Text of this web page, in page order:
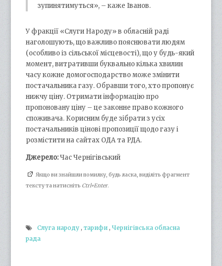
зупинятимуться», – каже Іванов.
У фракції «Слуги Народу» в обласній раді
наголошують, що важливо пояснювати людям
(особливо із сільської місцевості), що у будь-який
момент, витративши буквально кілька хвилин
часу кожне домогосподарство може змінити
постачальника газу. Обравши того, хто пропонує
нижчу ціну. Отримати інформацію про
пропоновану ціну – це законне право кожного
споживача. Корисним буде зібрати з усіх
постачальників цінові пропозиції щодо газу і
розмістити на сайтах ОДА та РДА.
Джерело:Час Чернігівський
Якщо ви знайшли помилку, будь ласка, виділіть фрагмент
тексту та натисніть Ctrl+Enter.
Слуга народу ,тарифи ,Чернігівська обласна
рада